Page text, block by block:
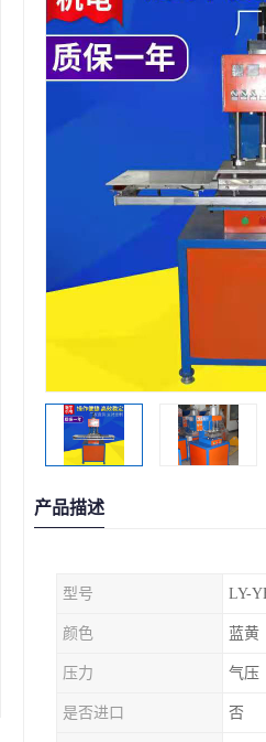
产品描述
型号 LY-
颜色 蓝黄
压力 气压
是否进口 否